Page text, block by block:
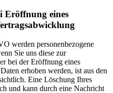
Eröffnung eines
werden personenbezogene
Sie uns diese zur
bei der Eröffnung eines
erhoben werden, ist aus den
Eine Löschung Ihres
und kann durch eine Nachricht